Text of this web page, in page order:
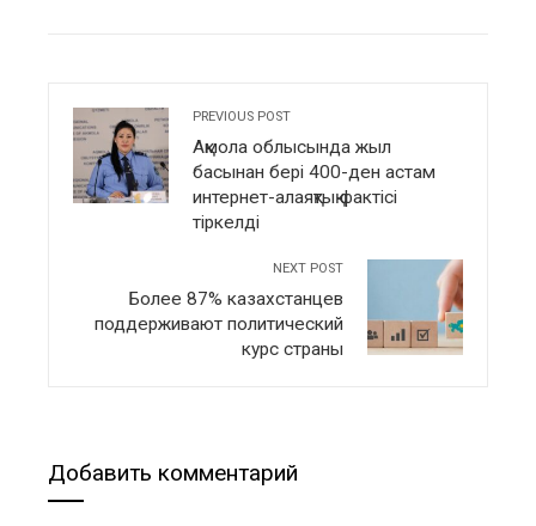
PREVIOUS POST
Ақмола облысында жыл
басынан бері 400-ден астам
интернет-алаяқтық фактісі
тіркелді
NEXT POST
Более 87% казахстанцев
поддерживают политический
курс страны
Добавить комментарий